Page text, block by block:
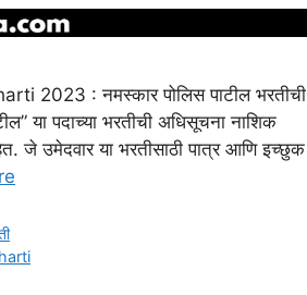
: नमस्कार पोलिस पाटील भरतीची
या पदाच्या भरतीची अधिसूचना नाशिक
जे उमेदवार या भरतीसाठी पात्र आणि इच्छुक